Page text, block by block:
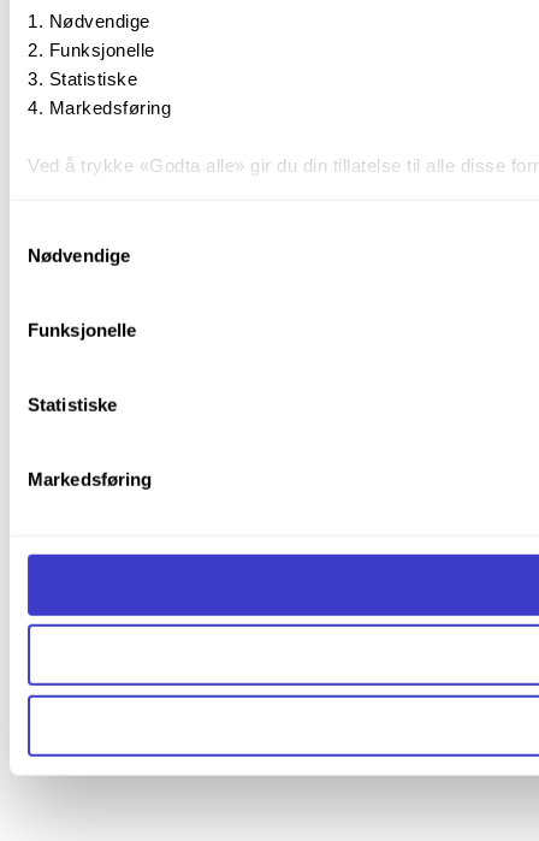
Nødvendige
Funksjonelle
Statistiske
Markedsføring
Ved å trykke «Godta alle» gir du din tillatelse til alle disse
Nødvendige
Funksjonelle
Statistiske
Markedsføring